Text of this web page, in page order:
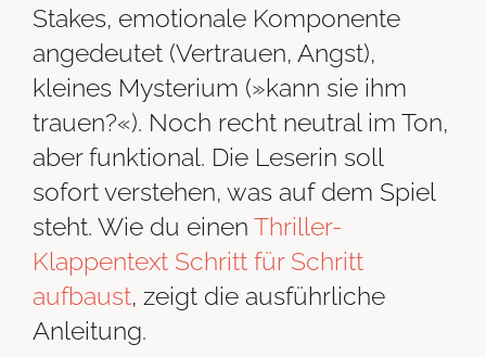
Stakes, emotionale Komponente
angedeutet (Vertrauen, Angst),
kleines Mysterium (»kann sie ihm
trauen?«). Noch recht neutral im Ton,
aber funktional. Die Leserin soll
sofort verstehen, was auf dem Spiel
steht. Wie du einen Thriller-
Klappentext Schritt für Schritt
aufbaust, zeigt die ausführliche
Anleitung.